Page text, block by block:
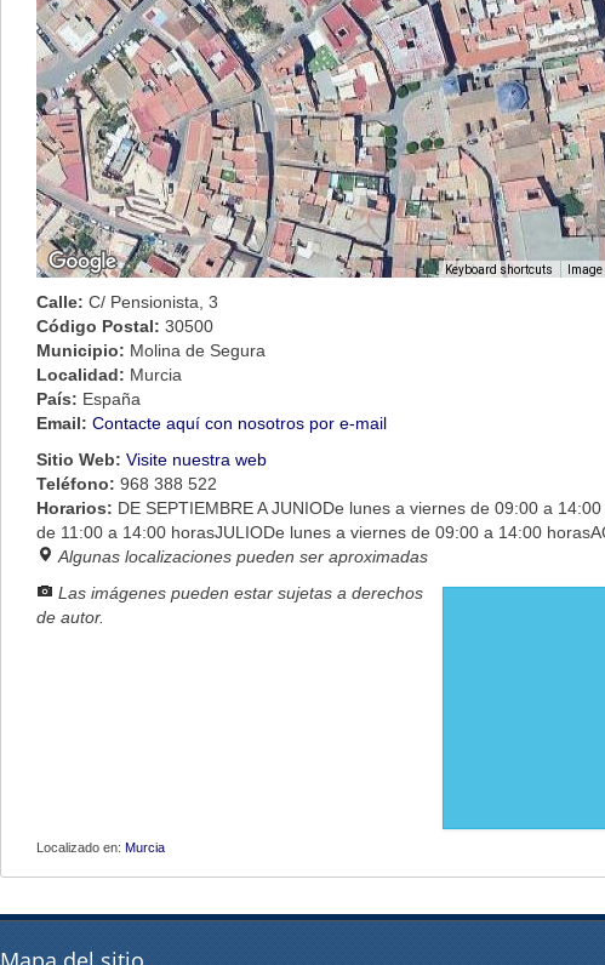
Keyboard shortcuts
Calle: C/ Pensionista, 3
Código Postal: 30500
Municipio: Molina de Segura
Localidad: Murcia
País: España
Email: Contacte aquí con nosotros por e-mail
Sitio Web: Visite nuestra web
Teléfono: 968 388 522
Horarios: DE SEPTIEMBRE A JUNIODe lunes a viernes de 09:00 a
de 11:00 a 14:00 horasJULIODe lunes a viernes de 09:00 a 14:00
Algunas localizaciones pueden ser aproximadas
Las imágenes pueden estar sujetas a derechos
de autor.
Localizado en: Murcia